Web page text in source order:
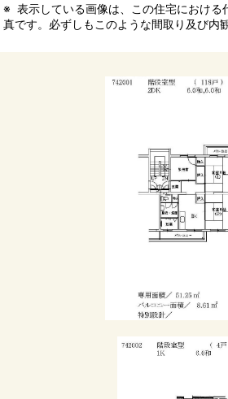
表示している画像は、この住宅における
真です。必ずしもこのような間取り及び内